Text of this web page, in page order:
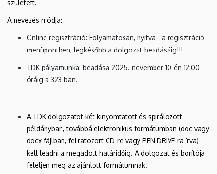
született.
A nevezés módja:
Online regisztráció: Folyamatosan, nyitva - a regisztráció
menüpontben, legkésőbb a dolgozat beadásáig!!!
TDK pályamunka: beadása 2025. november 10-én 12:00
óráig a 323-ban.
A TDK dolgozatot két kinyomtatott és spirálozott
példányban, továbbá elektronikus formátumban (doc vagy
docx fájlban, feliratozott CD-re vagy PEN DRIVE-ra írva)
kell leadni a megadott határidőig. A dolgozat és borítója
feleljen meg az ajánlott formátumnak.